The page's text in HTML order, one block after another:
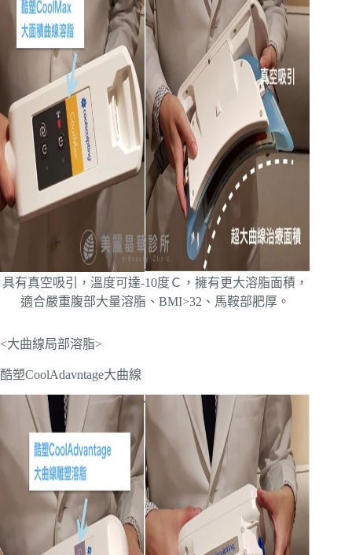
具有真空吸引，溫度可達-10度Ｃ，擁有更大溶脂面積，
適合嚴重腹部大量溶脂、BMI>32、馬鞍部肥厚。
<大曲線局部溶脂>
酷塑CoolAdavntage大曲線